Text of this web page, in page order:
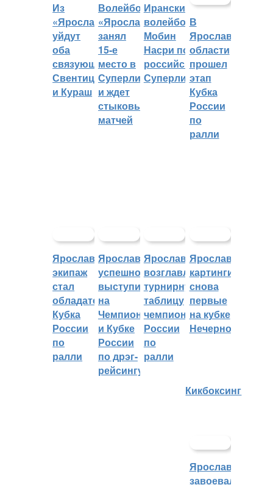
Из
«Ярославича»
уйдут
оба
связующих:
Свентицкис
и Кураш
Волейбольный
«Ярославич»
занял
15-е
место в
Суперлиге
и ждет
стыковых
матчей
Иранский
волейболист
Мобин
Насри покинет
российскую
Суперлигу
В
Ярославской
области
прошел
этап
Кубка
России
по
ралли
Ярославский
экипаж
стал
обладателем
Кубка
России
по
ралли
Ярославцы
успешно
выступили
на
Чемпионате
и Кубке
России
по дрэг-
рейсингу
Ярославцы
возглавляют
турнирную
таблицу
чемпионата
России
по
ралли
Ярославские
картингисты
снова
первые
на кубке
Нечерноземья
Кикбоксинг
Ярославцы
завоевали